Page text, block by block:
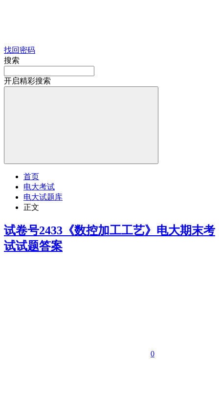
找回密码
搜索
开启精彩搜索
首页
电大考试
电大试题库
正文
试卷号2433《数控加工工艺》电大期末考
试试题答案
0